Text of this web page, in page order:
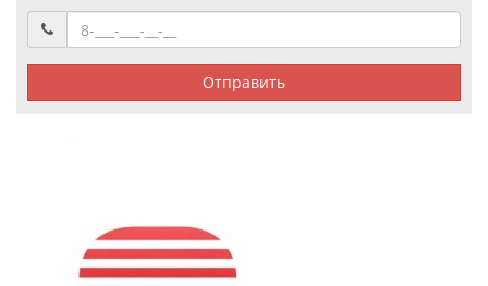
Отправить